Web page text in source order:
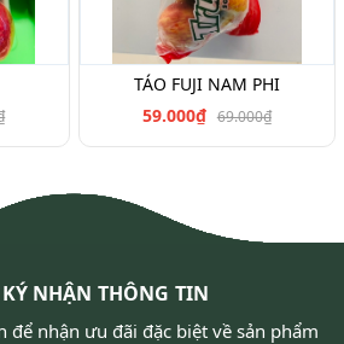
TÁO FUJI NAM PHI
59.000₫ 69.000₫
NHẬN THÔNG TIN
để nhận ưu đãi đặc biệt về sản phẩm